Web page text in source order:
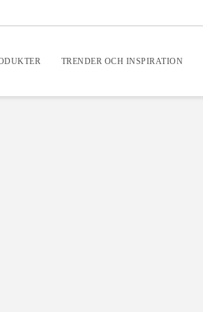
TRENDER OCH INSPIRATION